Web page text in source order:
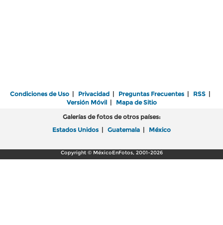
Condiciones de Uso | Privacidad | Preguntas Frecuentes | RSS |
Versión Móvil| Mapa de Sitio
Galerías de fotos de otros países:
Estados Unidos | Guatemala | México
Copyright © MéxicoEnFotos, 2001-2026